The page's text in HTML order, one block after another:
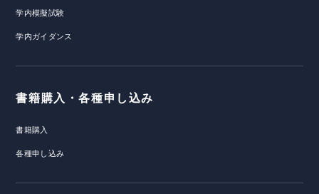
学内模擬試験
学内ガイダンス
書籍購入・各種申し込み
書籍購入
各種申し込み